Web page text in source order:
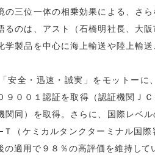
の三位一体の相乗効果による、さ
るのは、アスト（石橋明社長、大
学製品を中心に海上輸送や陸上輸
安全・迅速・誠実」をモットーに
９００１認証を取得（認証機関Ｊ
関同）を取得。さらに、国際レベ
（ケミカルタンクターミナル国
適用で９８％の高評価を維持して